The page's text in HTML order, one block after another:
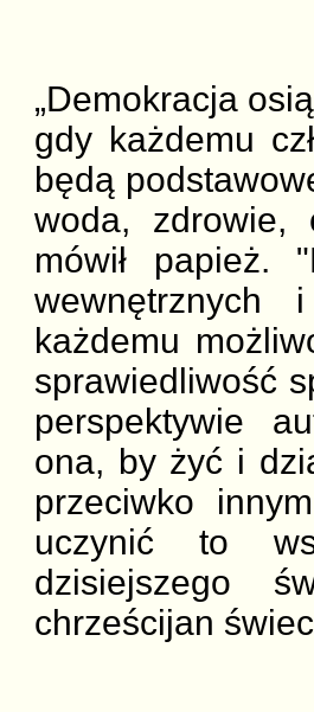
„Demokracja
gdy każdemu
będą
woda, zdrowie,
mówił papież.
wewnętrznych
każdemu
sprawiedliwość
perspektywie
ona, by żyć i
przeciwko
uczynić to
dzisiejszego
chrześcijan